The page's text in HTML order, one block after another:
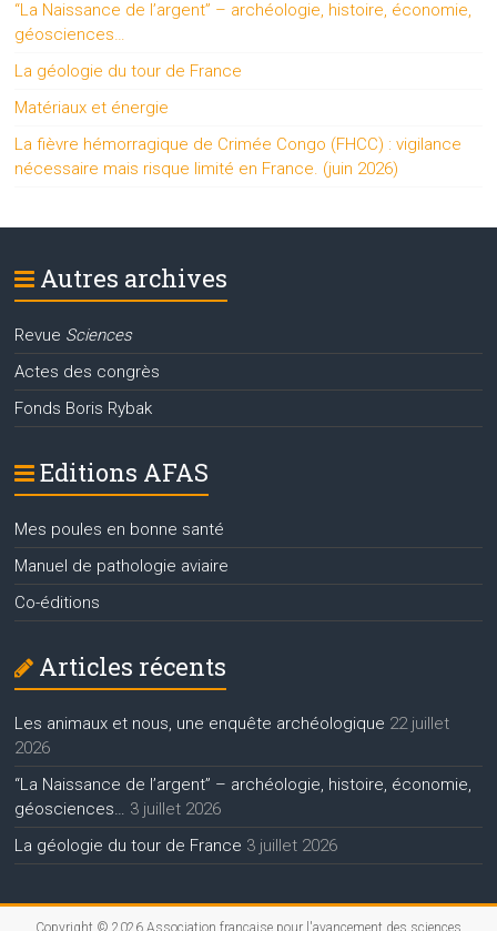
“La Naissance de l’argent” – archéologie, histoire, économie,
géosciences…
La géologie du tour de France
Matériaux et énergie
La fièvre hémorragique de Crimée Congo (FHCC) : vigilance
nécessaire mais risque limité en France. (juin 2026)
Autres archives
Revue Sciences
Actes des congrès
Fonds Boris Rybak
Editions AFAS
Mes poules en bonne santé
Manuel de pathologie aviaire
Co-éditions
Articles récents
Les animaux et nous, une enquête archéologique 22 juillet
2026
“La Naissance de l’argent” – archéologie, histoire, économie,
géosciences…
3 juillet 2026
La géologie du tour de France 3 juillet 2026
Copyright © 2026 Association française pour l'avancement des sciences